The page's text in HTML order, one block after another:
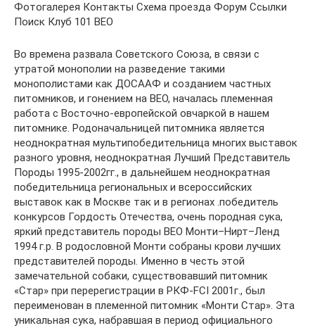
Фотогалерея Контакты Схема проезда Форум Ссылки
Поиск Клуб 101 ВЕО
Во времена развала Советского Союза, в связи с
утратой монополии на разведение такими
монополистами как ДОСААФ и созданием частных
питомников, и гонением на ВЕО, началась племенная
работа с Восточно-европейской овчаркой в нашем
питомнике. Родоначальницей питомника является
неоднократная мультипобедительница многих выставок
разного уровня, неоднократная Лучший Представитель
Породы 1995-2002гг., в дальнейшем неоднократная
победительница региональных и всероссийских
выставок как в Москве так и в регионах .победитель
конкурсов Гордость Отечества, очень породная сука,
яркий представитель породы ВЕО Монти–Нирт–Ленд
1994 г.р. В родословной Монти собраны крови лучших
представителей породы. Именно в честь этой
замечательной собаки, существовавший питомник
«Стар» при перерегистрации в РКФ-FCI 2001г., был
переименован в племенной питомник «Монти Стар». Эта
уникальная сука, набравшая в период официального